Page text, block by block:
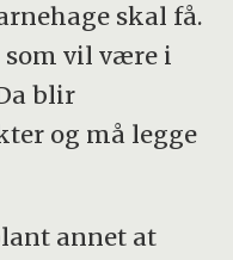
skal få.
som vil være i
blir
og må legge
annet at